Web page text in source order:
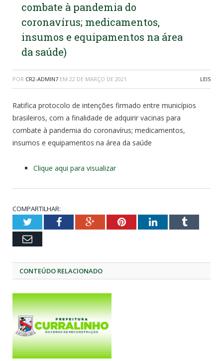
combate à pandemia do
coronavírus; medicamentos,
insumos e equipamentos na área
da saúde)
POR CR2-ADMIN7 EM 22 DE MARÇO DE 2021 LEIS
Ratifica protocolo de intenções firmado entre municípios
brasileiros, com a finalidade de adquirir vacinas para
combate à pandemia do coronavírus; medicamentos,
insumos e equipamentos na área da saúde
Clique aqui para visualizar
COMPARTILHAR:
TwitterFacebookGoogle+PinterestLinkedInTumblr
Email
CONTEÚDO RELACIONADO